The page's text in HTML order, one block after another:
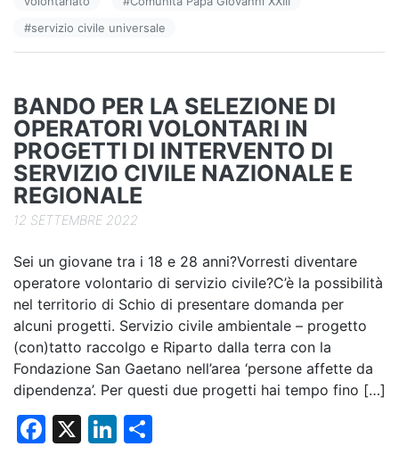
b
o
k
dI
n
vi
di
#servizio civile universale
BANDO PER LA SELEZIONE DI
OPERATORI VOLONTARI IN
PROGETTI DI INTERVENTO DI
SERVIZIO CIVILE NAZIONALE E
REGIONALE
12 SETTEMBRE 2022
Sei un giovane tra i 18 e 28 anni?Vorresti diventare
operatore volontario di servizio civile?C’è la possibilità
nel territorio di Schio di presentare domanda per
alcuni progetti. Servizio civile ambientale – progetto
(con)tatto raccolgo e Riparto dalla terra con la
Fondazione San Gaetano nell’area ‘persone affette da
dipendenza’. Per questi due progetti hai tempo fino […]
F
X
Li